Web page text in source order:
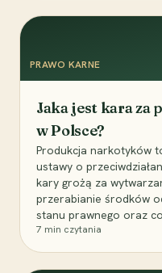
PRAWO KARNE
Jaka jest kara
w Polsce?
Produkcja narkotyków
ustawy o
kary grożą za
przerabianie środków
stanu prawnego oraz
7 min czytania